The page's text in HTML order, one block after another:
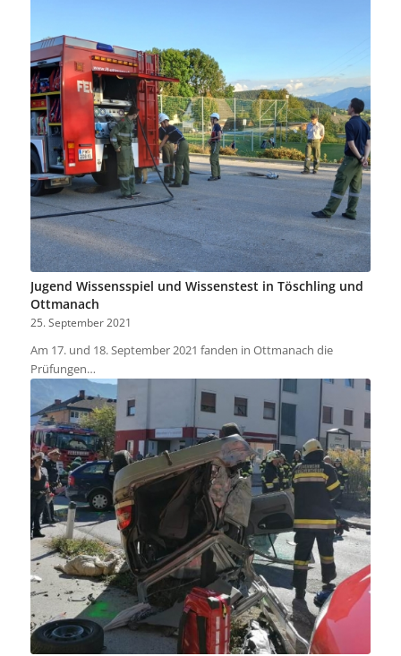
Jugend Wissensspiel und Wissenstest in Töschling und
Ottmanach
25. September 2021
Am 17. und 18. September 2021 fanden in Ottmanach die
Prüfungen…